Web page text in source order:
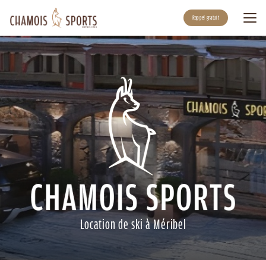
au
contenu
principal
Rappel gratuit
Location de ski à Méribel